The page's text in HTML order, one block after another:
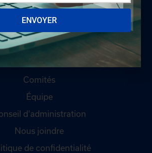
LA CHAMBRE
Appel d'offres
Qui sommes-nous ?
Comités
Équipe
d'administration
Nous joindre
de confidentialité
ENVOYER